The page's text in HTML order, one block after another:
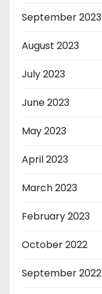
September 2023
August 2023
July 2023
June 2023
May 2023
April 2023
March 2023
February 2023
October 2022
September 2022